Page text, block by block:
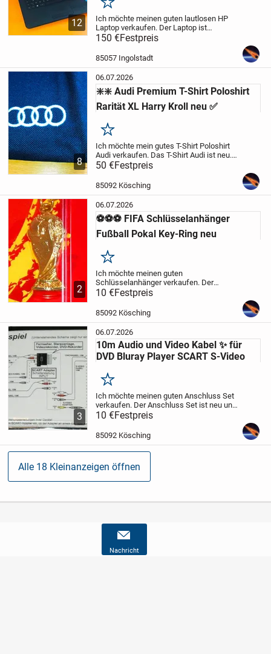
Nachricht
12
Merken
Ich möchte meinen guten lautlosen HP
Laptop verkaufen. Der Laptop ist
gebraucht und befindet sich in einem
guten Zustand. Auf dem Laptop ist
Windows 11 (die aktuellste Version 25H2)
installiert und...
150 €Festpreis
85057 Ingolstadt
8
06.07.2026
❇️❇️ Audi Premium T-Shirt Poloshirt
Rarität XL Harry Kroll neu ✅
Merken
Ich möchte mein gutes T-Shirt Poloshirt
Audi verkaufen. Das T-Shirt Audi ist neu.
Es ist eine seltene Serie, kaum zu finden,
wie Rarität. Das T-Shirt wurde zur
Sonderveranstaltung, zum Familientag
50 €Festpreis
85092 Kösching
2
06.07.2026
⚽️⚽️⚽️ FIFA Schlüsselanhänger
Fußball Pokal Key-Ring neu
Merken
Ich möchte meinen guten
Schlüsselanhänger verkaufen. Der
Zustand ist neu.Ich verkaufe meinen
alten Artikel und nach EU Recht biete ich
keine Garantie und keine Rücknahme an.
Der Artikel kann...
10 €Festpreis
85092 Kösching
3
06.07.2026
10m Audio und Video Kabel ✨️ für
DVD Bluray Player SCART S-Video
Merken
Ich möchte meinen guten Anschluss Set
verkaufen. Der Anschluss Set ist neu und
original verschweißt. Das kann man auf
den Fotos sehen. Der Satz besteht aus 2
Kabeln und 3 Adaptern.
10 €Festpreis
85092 Kösching
Alle 18 Kleinanzeigen öffnen